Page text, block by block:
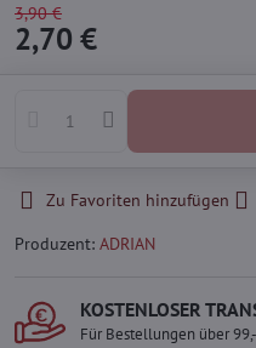
3,90 €
2,70 €
Zu Favoriten hinzufügen
Produzent: ADRIAN
KOSTENLOSER
Für Bestellungen über 99,-